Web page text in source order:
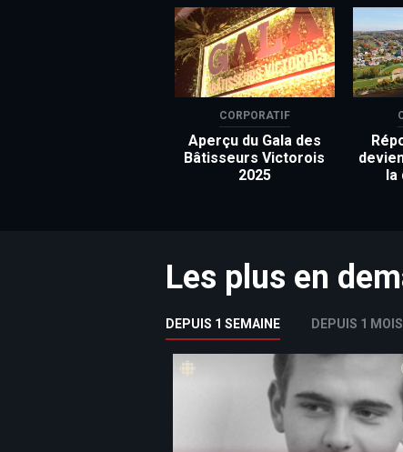
CORPORATIF
Aperçu du Gala des
Bâtisseurs Victorois
2025
la
Les plus en
DEPUIS 1 SEMAINE DEPUIS 1 MOIS